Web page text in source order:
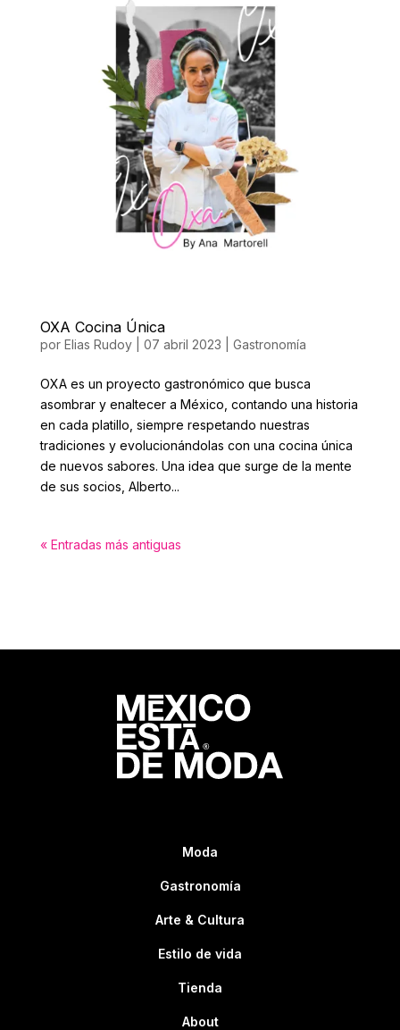
OXA Cocina Única
por Elias Rudoy| 07 abril 2023 Gastronomía
OXA es un proyecto gastronómico que busca
asombrar y enaltecer a México, contando una historia
en cada platillo, siempre respetando nuestras
tradiciones y evolucionándolas con una cocina única
de nuevos sabores. Una idea que surge de la mente
de sus socios, Alberto...
« Entradas más antiguas
Moda
Gastronomía
Arte & Cultura
Estilo de vida
Tienda
About